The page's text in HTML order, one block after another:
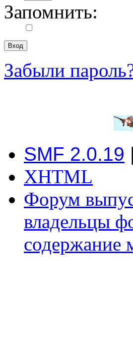
Запомнить:
Забыли
SMF 2.0.19 |
XHTML
Форум
владельцы
содержание